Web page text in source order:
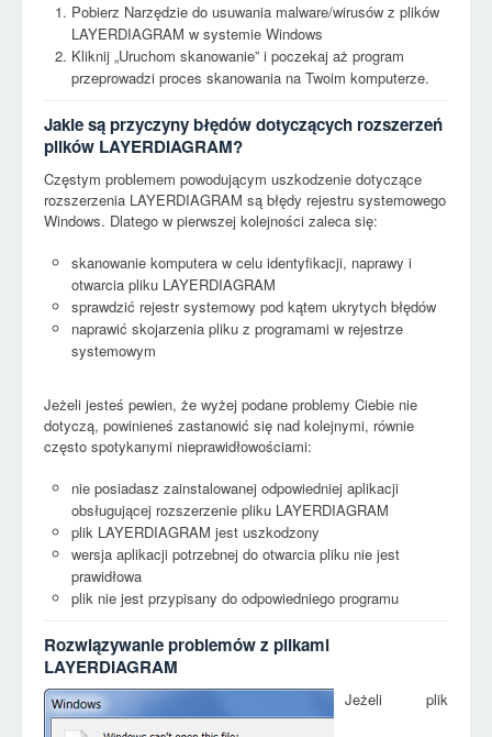
Pobierz Narzędzie do usuwania malware/wirusów z plików
LAYERDIAGRAM w systemie Windows
Kliknij „Uruchom skanowanie” i poczekaj aż program
przeprowadzi proces skanowania na Twoim komputerze.
Jakie są przyczyny błędów dotyczących rozszerzeń
plików LAYERDIAGRAM?
Częstym problemem powodującym uszkodzenie dotyczące
rozszerzenia LAYERDIAGRAM są błędy rejestru systemowego
Windows. Dlatego w pierwszej kolejności zaleca się:
skanowanie komputera w celu identyfikacji, naprawy i
otwarcia pliku LAYERDIAGRAM
sprawdzić rejestr systemowy pod kątem ukrytych błędów
naprawić skojarzenia pliku z programami w rejestrze
systemowym
Jeżeli jesteś pewien, że wyżej podane problemy Ciebie nie
dotyczą, powinieneś zastanowić się nad kolejnymi, równie
często spotykanymi nieprawidłowościami:
nie posiadasz zainstalowanej odpowiedniej aplikacji
obsługującej rozszerzenie pliku LAYERDIAGRAM
plik LAYERDIAGRAM jest uszkodzony
wersja aplikacji potrzebnej do otwarcia pliku nie jest
prawidłowa
plik nie jest przypisany do odpowiedniego programu
Rozwiązywanie problemów z plikami
LAYERDIAGRAM
Jeżeli plik